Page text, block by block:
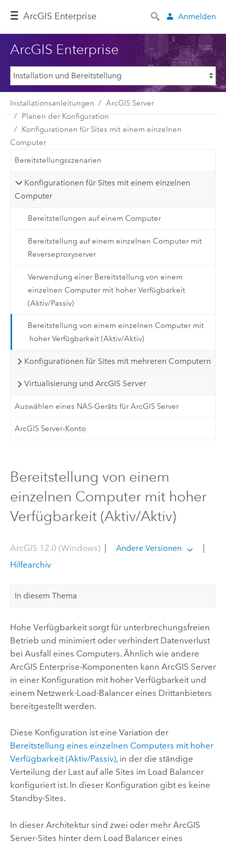
ArcGIS Enterprise Anmelden
ArcGIS Enterprise
Installationsanleitungen
ArcGIS Server
Planen der Konfiguration
Konfigurationen für Sites mit einem einzelnen
Computer
Bereitstellungsszenarien
Konfigurationen für Sites mit einem einzelnen
Computer
Bereitstellungen auf einem Computer
Bereitstellung auf einem einzelnen Computer mit
Reverseproxyserver
Verwendung einer Bereitstellung von einem
einzelnen Computer mit hoher Verfügbarkeit
(Aktiv/Passiv)
Bereitstellung von einem einzelnen Computer mit
hoher Verfügbarkeit (Aktiv/Aktiv)
Konfigurationen für Sites mit mehreren Computern
Virtualisierung und ArcGIS Server
Auswählen eines NAS-Geräts für ArcGIS Server
ArcGIS Server-Konto
Bereitstellung von einem
einzelnen Computer mit hoher
Verfügbarkeit (Aktiv/Aktiv)
ArcGIS 12.0 (Windows)| Andere Versionen
Hilfearchiv
In diesem Thema
Hohe Verfügbarkeit sorgt für unterbrechungsfreien
Betrieb und minimiert oder verhindert Datenverlust
bei Ausfall eines Computers. Ähnlich wie andere
ArcGIS Enterprise-Komponenten kann ArcGIS Server
in einer Konfiguration mit hoher Verfügbarkeit und
einem Netzwerk-Load-Balancer eines Drittanbieters
bereitgestellt werden.
Diese Konfiguration ist eine Variation der
Bereitstellung eines einzelnen Computers mit hoher
Verfügbarkeit (Aktiv/Passiv), in der die ständige
Verteilung der Last auf alle Sites im Load Balancer
konfiguriert ist. In dieser Konfiguration gibt es keine
Standby-Sites.
In dieser Architektur sind zwei oder mehr ArcGIS
Server-Sites hinter dem Load Balancer eines